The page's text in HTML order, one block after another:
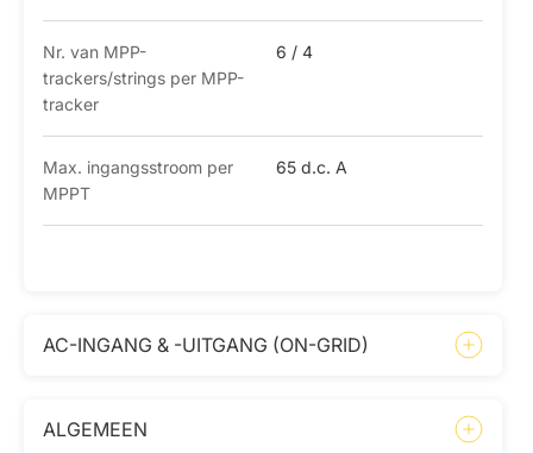
Nr. van MPP-
trackers/strings per MPP-
tracker
6 / 4
Max. ingangsstroom per
MPPT
65 d.c. A
AC-INGANG & -UITGANG (ON-GRID)
ALGEMEEN